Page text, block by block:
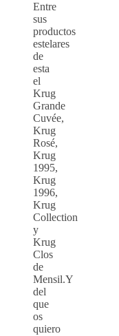
Entre
sus
productos
estelares
de
esta
el
Krug
Grande
Cuvée,
Krug
Rosé,
Krug
1995,
Krug
1996,
Krug
Collection
y
Krug
Clos
de
Mensil.Y
del
que
os
quiero